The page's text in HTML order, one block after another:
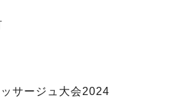
サージュ大会2024